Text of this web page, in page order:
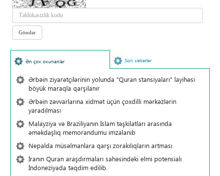
Ən çox oxunanlar Son xəbərlər
Ərbəin ziyarətçilərinin yolunda "Quran stansiyaları" layihəsi
böyük maraqla qarşılanır
Ərbəin zəvvarlarına xidmət üçün çoxdilli mərkəzlərin
yaradılması
Malayziya və Braziliyanın İslam təşkilatları arasında
əməkdaşlıq memorandumu imzalanıb
Nepalda müsəlmanlara qarşı zorakılıqların artması
İranın Quran araşdırmaları sahəsindəki elmi potensialı
İndoneziyada təqdim edilib.